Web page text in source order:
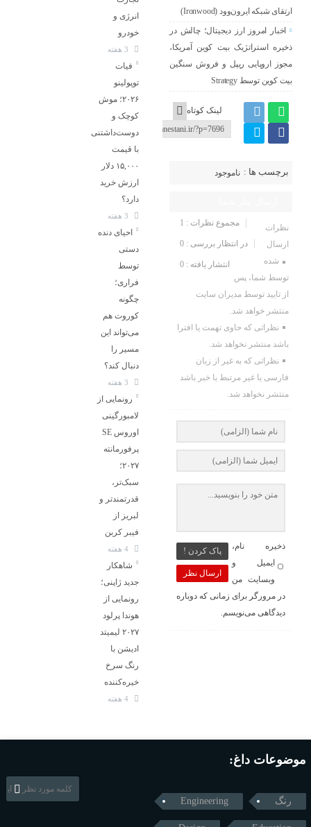
ارتقای شبکه ایرون‌وود (Ironwood)
اخبار امروز ارز دیجیتال؛ چالش در
ذخیره استراتژیک بیت کوین آمریکا،
مجوز اروپایی ریپل و فروش سنگین
بیت کوین توسط Strategy
لینک کوتاه
برچسب ها : ناموجود
مجموع نظرات : 1
در انتظار بررسی : 0
انتشار یافته : 0
نظرات
ارسال
شده
توسط شما، پس
از تایید توسط مدیران سایت
منتشر خواهد شد.
نظراتی که حاوی تهمت یا افترا
باشد منتشر نخواهد شد.
نظراتی که به غیر از زبان
فارسی یا غیر مرتبط با خبر باشد
منتشر نخواهد شد.
ارسال نظر
پاک کردن !
ذخیره نام،
ایمیل و
وبسایت من
در مرورگر برای زمانی که دوباره
دیدگاهی می‌نویسم.
انرژی و
خودرو
فیات
توپولینو
۲۰۲۶؛ موش
کوچک و
دوست‌داشتنی
با قیمت
۱۵,۰۰۰ دلار
ارزش خرید
دارد؟
احیای دنده
دستی
توسط
فراری؛
چگونه
کوروت هم
می‌تواند این
مسیر را
دنبال کند؟
رونمایی از
لامبورگینی
اوروس SE
پرفورمانته
۲۰۲۷؛
سبک‌تر،
قدرتمندتر و
لبریز از
فیبر کربن
شاهکار
جدید ژاپنی؛
رونمایی از
هوندا پرلود
۲۰۲۷ لیمیتد
ادیشن با
رنگ سرخ
خیره‌کننده
موضوعات داغ:
رنگ Engineering